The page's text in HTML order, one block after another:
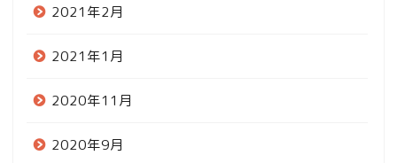
2021年2月
2021年1月
2020年11月
2020年9月